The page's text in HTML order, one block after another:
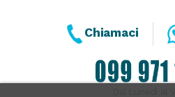
Chiamaci